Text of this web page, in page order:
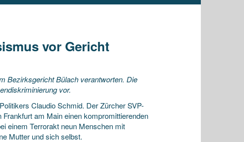
vor Gericht
Bezirksgericht Bülach verantworten. Die
vor.
Claudio Schmid. Der Zürcher SVP-
am Main einen kompromittierenden
einem Terrorakt neun Menschen mit
Mutter und sich selbst.